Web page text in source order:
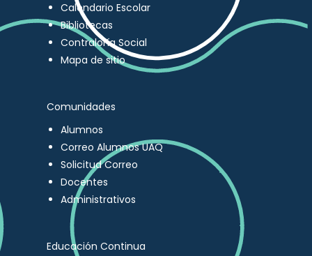
Calendario Escolar
Bibliotecas
Contraloría Social
Mapa de sitio
Comunidades
Alumnos
Correo Alumnos UAQ
Solicitud Correo
Docentes
Administrativos
Educación Continua